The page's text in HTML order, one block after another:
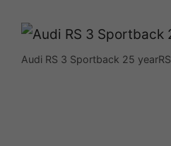
Audi RS 3 Sportback 25 yearRS